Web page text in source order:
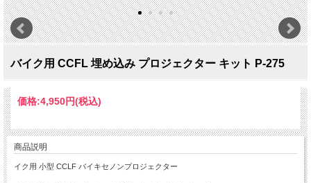
バイク用 CCFL 埋め込み プロジェクター キット P-275
価格:4,950円(税込)
商品説明
イク用 小型 CCLF バイキセノンプロジェクター